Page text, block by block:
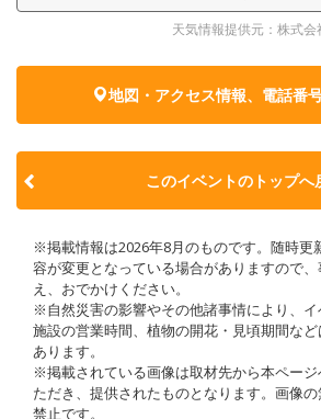
天気情報提供元：株式
地図・アクセス情報、電話番
このイベントのトップへ
※掲載情報は2026年8月のものです。随時更
容が変更となっている場合がありますので
え、おでかけください。
※自然災害の影響やその他諸事情により、イ
施設の営業時間、植物の開花・見頃期間な
あります。
※掲載されている画像は取材先から本ペー
ただき、提供されたものとなります。画像
禁止です。